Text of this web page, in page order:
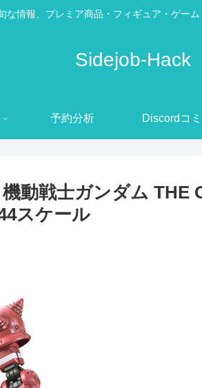
な情報、プレミア商品・フィギュア・ゲーム
Sidejob-Hack
予約分析 Discordコ
動戦士ガンダム THE
スケール